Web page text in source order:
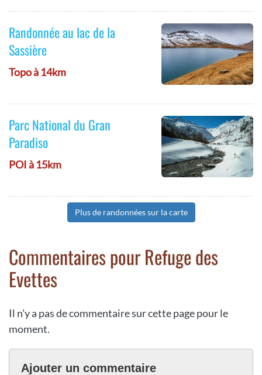
Randonnée au lac de la
Sassière
Topo à 14km
Parc National du Gran
Paradiso
POI à 15km
Plus de randonnées sur la carte
Commentaires pour Refuge des
Evettes
Il n'y a pas de commentaire sur cette page pour le
moment.
Ajouter un commentaire